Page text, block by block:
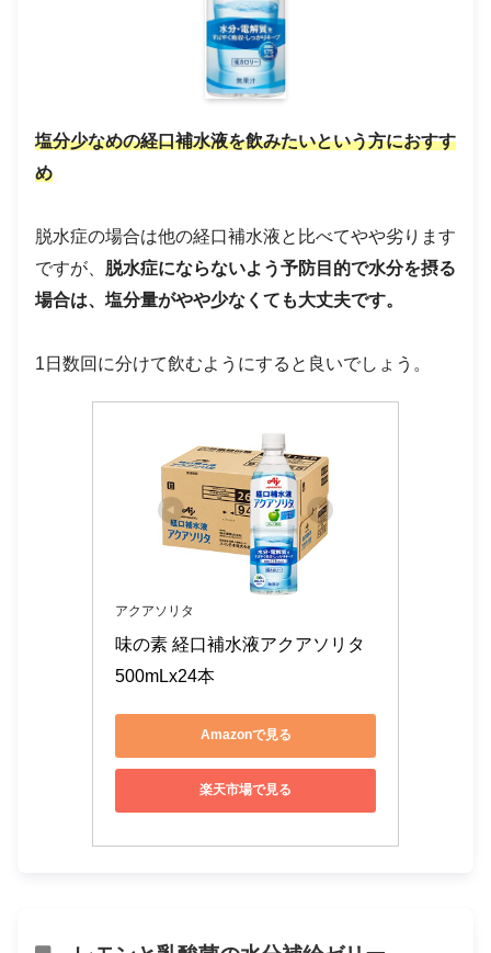
塩分少なめの経口補水液を飲みたいという方におすす
め
脱水症の場合は他の経口補水液と比べてやや劣ります
ですが、 脱水症にならないよう予防目的で水分を摂る
場合は、塩分量がやや少なくても大丈夫です。
1日数回に分けて飲むようにすると良いでしょう。
アクアソリタ
味の素 経口補水液アクアソリタ
500mLx24本
Amazonで見る
楽天市場で見る